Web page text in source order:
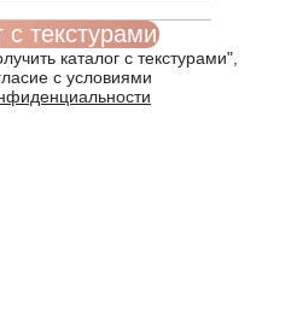
каталог с текстурами",
с условиями